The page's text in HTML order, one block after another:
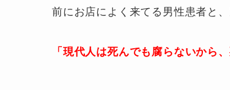
前にお店によく来てる男性患者と
「現代人は死んでも腐らないから